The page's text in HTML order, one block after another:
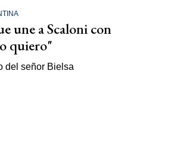
une a Scaloni con
quiero"